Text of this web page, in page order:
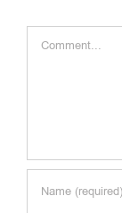
Comment